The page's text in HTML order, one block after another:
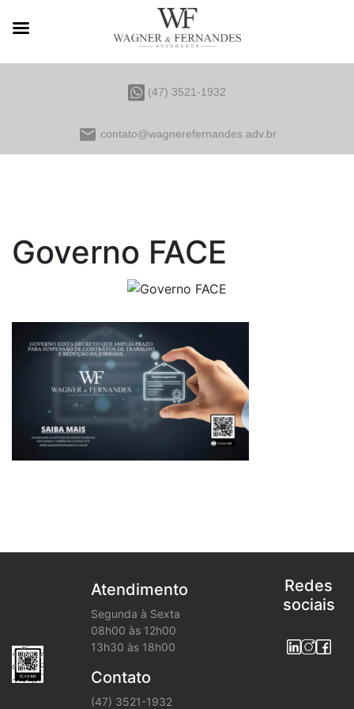
(47) 3521-1932
email contato@wagnerefernandes.adv.br
Governo FACE
Atendimento
Segunda à Sexta
08h00 às 12h00
13h30 às 18h00
Contato
(47) 3521-1932
Redes
sociais